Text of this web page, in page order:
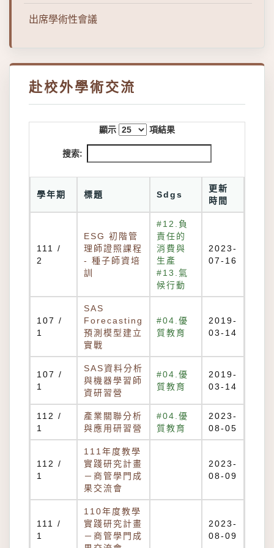
出席學術性會議
赴校外學術交流
顯示 項結果
搜索:
學年期 標題 Sdgs
更新
時間
111 /
2
ESG 初階管
理師證照課程
- 種子師資培
訓
#12.負
責任的
消費與
生產
#13.氣
候行動
2023-
07-16
107 /
1
SAS
Forecasting
預測模型建立
實戰
#04.優
質教育
2019-
03-14
107 /
1
SAS資料分析
與機器學習師
資研習營
#04.優
質教育
2019-
03-14
112 /
1
產業關聯分析
與應用研習營
#04.優
質教育
2023-
08-05
112 /
1
111年度教學
實踐研究計畫
－商管學門成
果交流會
2023-
08-09
111 /
1
110年度教學
實踐研究計畫
－商管學門成
2023-
08-09